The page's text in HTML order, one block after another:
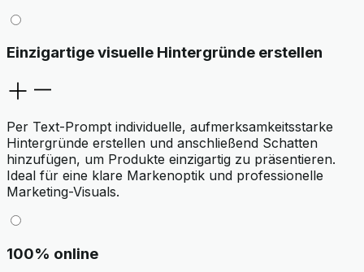
Einzigartige visuelle Hintergründe erstellen
Per Text-Prompt individuelle, aufmerksamkeitsstarke
Hintergründe erstellen und anschließend Schatten
hinzufügen, um Produkte einzigartig zu präsentieren.
Ideal für eine klare Markenoptik und professionelle
Marketing-Visuals.
100% online